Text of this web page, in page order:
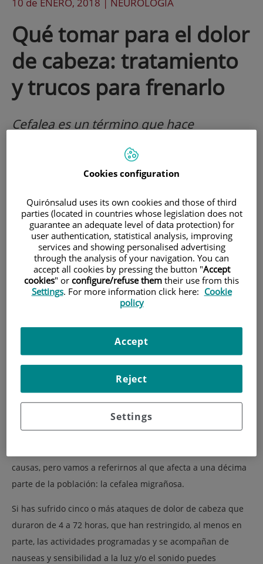
Qué tomar para el dolor
de cabeza: tratamiento
y trucos para frenarlo
Cefalea es un término que hace
referencia a dolores o molestias
localizadas en cualquier parte de la
cabeza. En realidad es únicamente un
síntoma que puede estar originado por
varias causas (constitucionales,
tensionales, tumorales, inflamatorias,…).
Fotografía diseñada por
causas, pero vamos a referirnos al que afecta a una décima
parte de la población: la cefalea migrañosa.
Si has sufrido cinco o más ataques de dolor de cabeza que
duraron de 4 a 72 horas, que han restringido, al menos en
parte, las actividades programadas y se acompañan de
nauseas y sensibilidad a la luz y/o el sonido puedes
Cookies configuration
Quirónsalud uses its own cookies and those of third
parties (located in countries whose legislation does not
guarantee an adequate level of data protection) for
user authentication, statistical analysis, improving
services and showing personalised advertising
through the analysis of your navigation. You can
accept all cookies by pressing the button "Accept
cookies" or configure/refuse them their use from this
Settings. For more information click here: Cookie
policy
Settings
Reject
Accept